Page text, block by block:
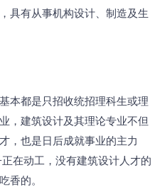
具有从事机构设计、制造及生
本都是只招收统招理科生或理
，建筑设计及其理论专业不但
，也是日后成就事业的主力
在动工，没有建筑设计人才的
香的。